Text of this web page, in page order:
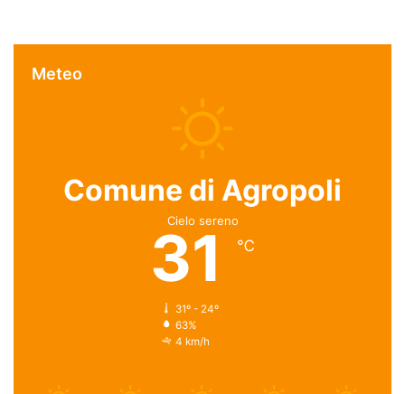
Meteo
Comune di Agropoli
Cielo sereno
31 ℃
31º - 24º
63%
4 km/h